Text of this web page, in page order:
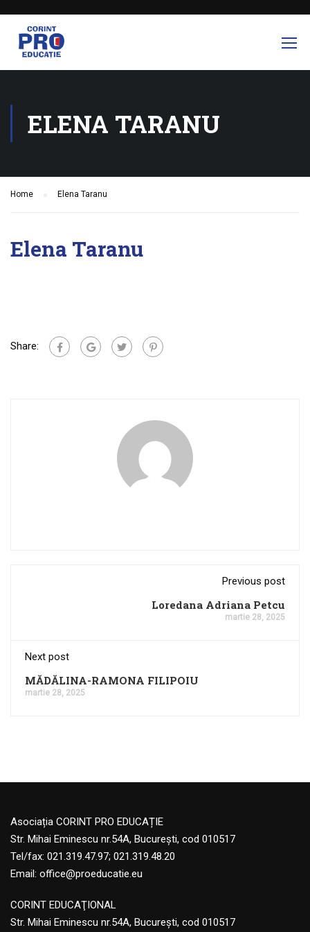
ELENA TARANU
Home Elena Taranu
Elena Taranu
Share:
Previous post
Loredana Adriana Petcu
martie 28, 2025
Next post
MĂDĂLINA-RAMONA FILIPOIU
martie 28, 2025
Asociația CORINT PRO EDUCAȚIE
Str. Mihai Eminescu nr.54A, București, cod 010517
Tel/fax: 021.319.47.97; 021.319.48.20
Email: office@proeducatie.eu
CORINT EDUCAŢIONAL
Str. Mihai Eminescu nr.54A, Bucureşti, cod 010517